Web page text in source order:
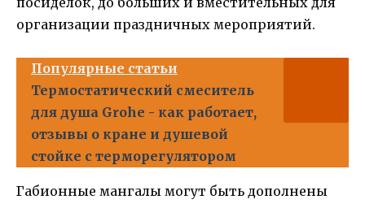
организации праздничных мероприятий.
Популярные статьи
Термостатический смеситель
для душа Grohe - как работает,
отзывы о кране и душевой
стойке с терморегулятором
Габионные мангалы могут быть дополнены